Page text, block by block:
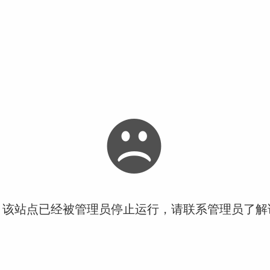
站点已经被管理员停止运行，请联系管理员了